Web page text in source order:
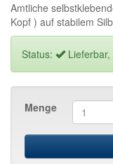
Amtliche
Kopf ) auf stabilem
Status: Lieferbar,
Menge